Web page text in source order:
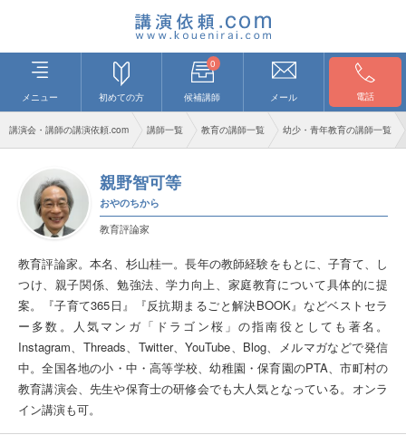
メニュー 初めての方
0
候補講師 メール 電話
講演会・講師の講演依頼.com 講師一覧 教育の講師一覧 幼少・青年教育の講師一覧
親野智可等
おやのちから
教育評論家
教育評論家。本名、杉山桂一。長年の教師経験をもとに、子育て、し
つけ、親子関係、勉強法、学力向上、家庭教育について具体的に提
案。『子育て365日』『反抗期まるごと解決BOOK』などベストセラ
ー多数。人気マンガ「ドラゴン桜」の指南役としても著名。
Instagram、Threads、Twitter、YouTube、Blog、メルマガなどで発信
中。全国各地の小・中・高等学校、幼稚園・保育園のPTA、市町村の
教育講演会、先生や保育士の研修会でも大人気となっている。オンラ
イン講演も可。